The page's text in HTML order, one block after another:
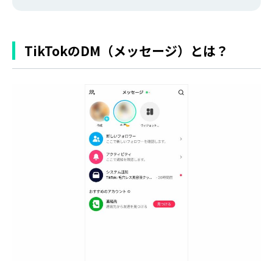
TikTokのDM（メッセージ）とは？